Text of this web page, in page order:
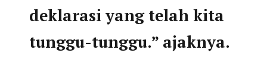
deklarasi yang telah kita
tunggu-tunggu.” ajaknya.